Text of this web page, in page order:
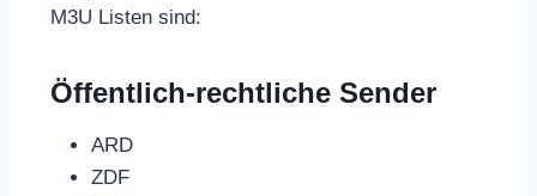
M3U Listen sind:
Öffentlich-rechtliche Sender
ARD
ZDF